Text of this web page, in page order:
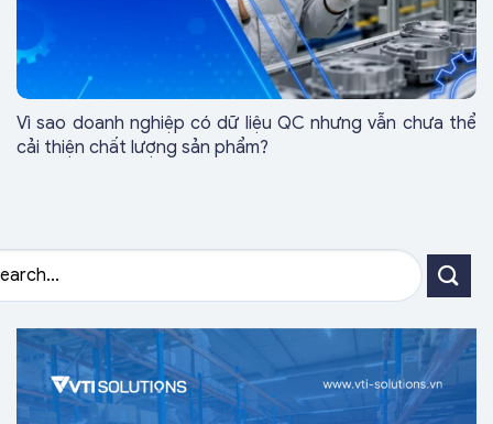
Vì sao doanh nghiệp có dữ liệu QC nhưng vẫn chưa thể
cải thiện chất lượng sản phẩm?